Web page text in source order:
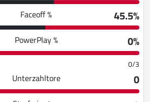
Faceoff %
45.5%
PowerPlay % 0%
0/3
Unterzahltore
0